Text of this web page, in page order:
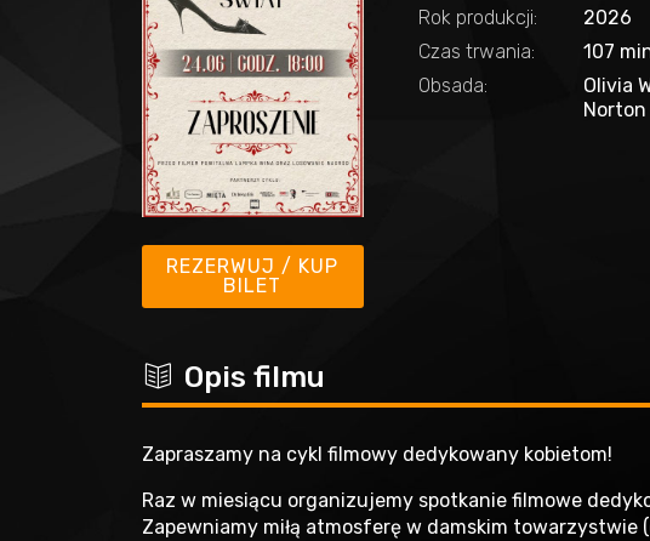
REZERWUJ / KUP
BILET
Rok produkcji:
2026
Czas trwania:
107
Obsada:
Olivia
Norton
c Opis filmu
Zapraszamy na cykl filmowy dedykowany kobietom!
Raz w miesiącu organizujemy spotkanie filmowe
Zapewniamy miłą atmosferę w damskim towarzystwie